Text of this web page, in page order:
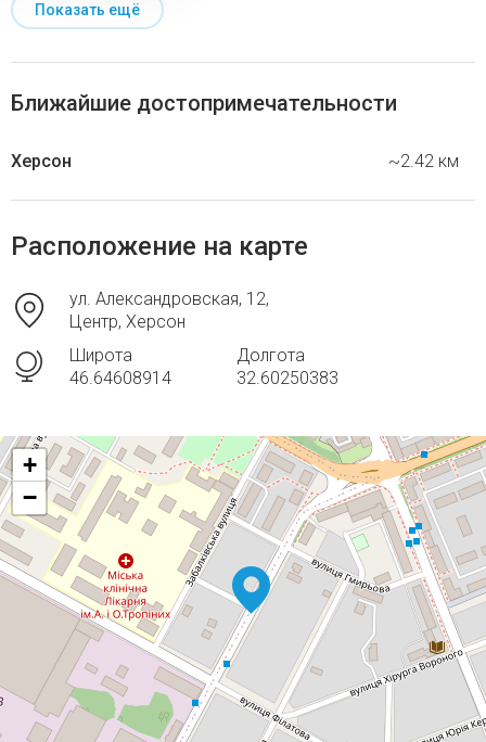
Показать ещё
Ближайшие достопримечательности
Херсон ~2.42 км
Расположение на карте
ул. Александровская, 12,
Центр, Херсон
Широта
46.64608914
Долгота
32.60250383
+
−